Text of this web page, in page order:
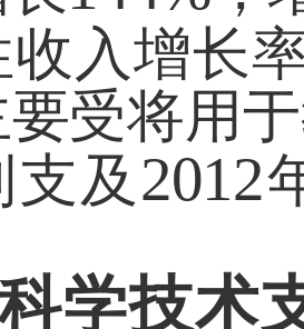
入增长
受将用
及 2012
学技术